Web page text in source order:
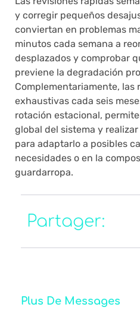
y corregir pequeños
conviertan en problemas
minutos cada semana a
desplazados y comprobar
previene la degradación
Complementariamente, las
exhaustivas cada seis
rotación estacional,
global del sistema y
para adaptarlo a posibles
necesidades o en la
guardarropa.
Partager:
Plus De Messages